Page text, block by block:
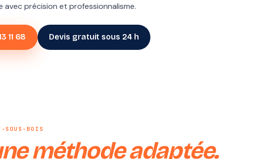
avec précision et professionnalisme.
11 68 Devis gratuit sous 24 h
SOUS-BOIS
méthode adaptée.